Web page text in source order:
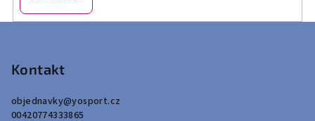
Kontakt
objednavky@yosport.cz
00420774333865